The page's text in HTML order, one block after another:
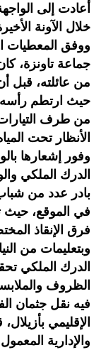
أعادت إلى
خلال الآونة
ووفق المعطيات
جماعة تاونزة،
من عائلته، قبل
حيث ارتطم رأسه
من طرف التيارات
الأنظار تحت
وفور إشعارها
الدرك الملكي
بادر عدد من
في الموقع، حيث
فرق الإنقاذ
وبتعليمات من
الدرك الملكي
الظروف
فيه نقل جثمان
الإقليمي
والإدارية